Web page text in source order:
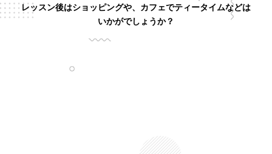
レッスン後はショッピングや、カフェでティータイムなどは
いかがでしょうか？